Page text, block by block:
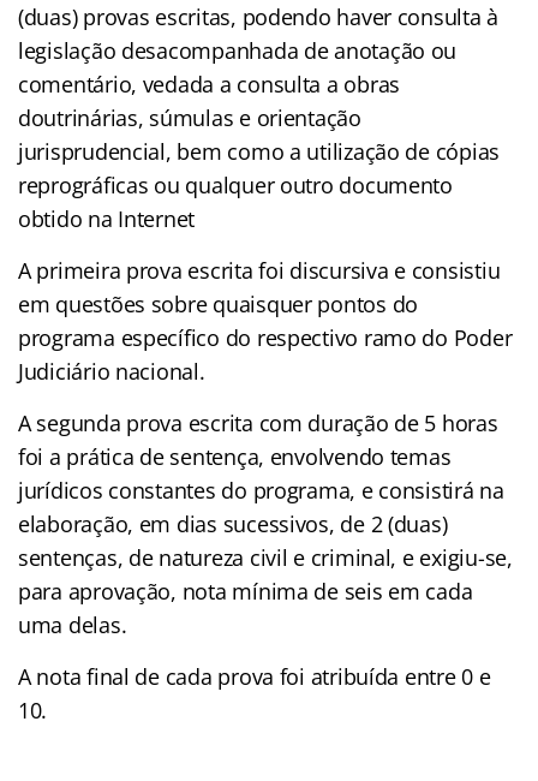
(duas) provas escritas, podendo haver consulta à
legislação desacompanhada de anotação ou
comentário, vedada a consulta a obras
doutrinárias, súmulas e orientação
jurisprudencial, bem como a utilização de cópias
reprográficas ou qualquer outro documento
obtido na Internet
A primeira prova escrita foi discursiva e consistiu
em questões sobre quaisquer pontos do
programa específico do respectivo ramo do Poder
Judiciário nacional.
A segunda prova escrita com duração de 5 horas
foi a prática de sentença, envolvendo temas
jurídicos constantes do programa, e consistirá na
elaboração, em dias sucessivos, de 2 (duas)
sentenças, de natureza civil e criminal, e exigiu-se,
para aprovação, nota mínima de seis em cada
uma delas.
A nota final de cada prova foi atribuída entre 0 e
10.